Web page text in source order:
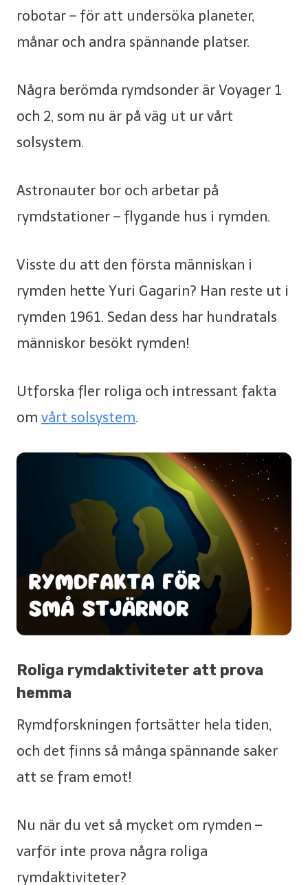
robotar – för att undersöka planeter,
månar och andra spännande platser.
Några berömda rymdsonder är Voyager 1
och 2, som nu är på väg ut ur vårt
solsystem.
Astronauter bor och arbetar på
rymdstationer – flygande hus i rymden.
Visste du att den första människan i
rymden hette Yuri Gagarin? Han reste ut i
rymden 1961. Sedan dess har hundratals
människor besökt rymden!
Utforska fler roliga och intressant fakta
om vårt solsystem.
Roliga rymdaktiviteter att prova
hemma
Rymdforskningen fortsätter hela tiden,
och det finns så många spännande saker
att se fram emot!
Nu när du vet så mycket om rymden –
varför inte prova några roliga
rymdaktiviteter?